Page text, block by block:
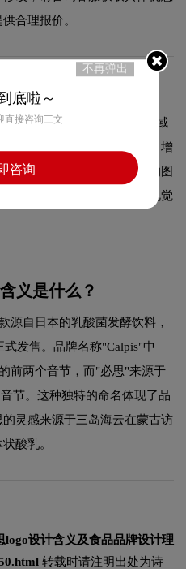
合理报价。
颜色搭配？
方案充分契合了其在食品领域
主色与辅色既对比又和谐，增
种色彩选择既传递了品牌的图
受众，使标志具有较强的视觉
义是什么？
源自日本的乳酸菌发酵饮料，
发售。品牌名称"Calpis"中
前两个音节，而"必思"来源于
节。这种独特的命名体现了品
灵感来源于三岛海云在蒙古访
酸乳。
logo设计含义及食品品牌设计理
转载时请注明出处为诗
不再弹出
底啦～
直接咨询三文
咨询